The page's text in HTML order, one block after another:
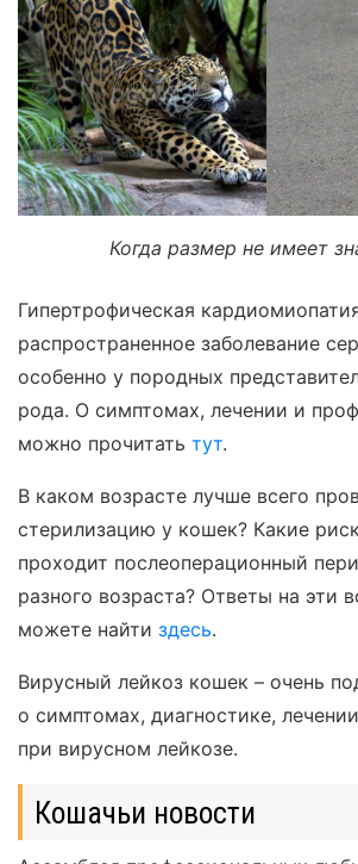
Когда размер не имеет
Гипертрофическая
распространенное заболевание
особенно у породных
рода. О симптомах, лечении и
можно прочитать тут.
В каком возрасте лучше всего
стерилизацию у кошек? Какие
проходит послеоперационный
разного возраста? Ответы на эти
можете найти здесь.
Вирусный лейкоз кошек – очень
о симптомах, диагностике,
при вирусном лейкозе.
Кошачьи новости